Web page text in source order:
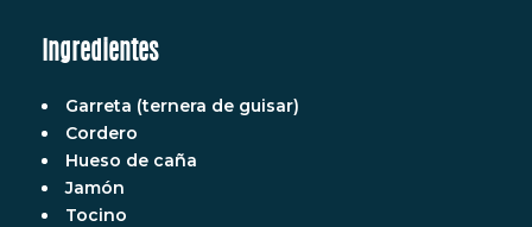
Ingredientes
Garreta (ternera de guisar)
Cordero
Hueso de caña
Jamón
Tocino